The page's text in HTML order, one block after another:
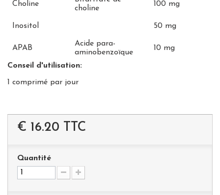
Choline
choline
100 mg
Inositol 50 mg
APAB
Acide para-
aminobenzoïque
10 mg
Conseil d'utilisation:
1 comprimé par jour
€ 16.20 TTC
Quantité